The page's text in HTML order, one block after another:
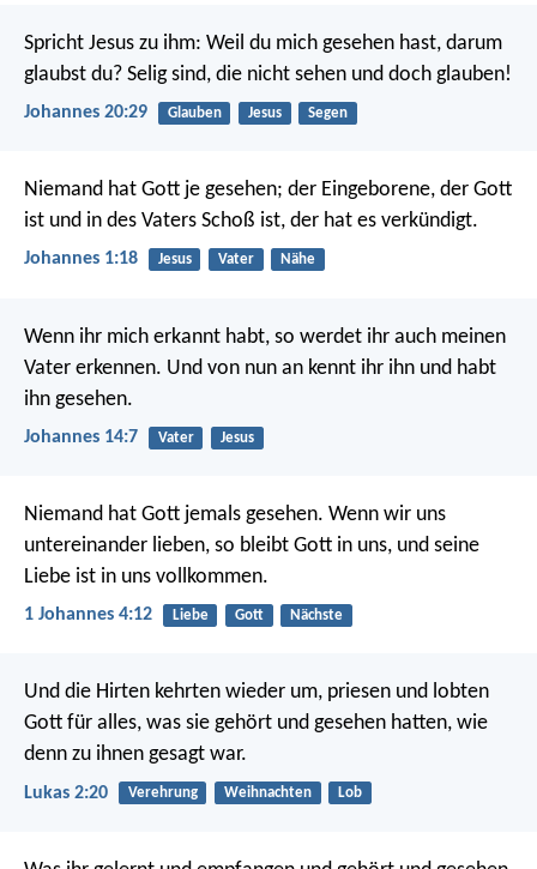
Spricht Jesus zu ihm: Weil du mich gesehen hast, darum
glaubst du? Selig sind, die nicht sehen und doch glauben!
Johannes 20:29 Glauben Jesus Segen
Niemand hat Gott je gesehen; der Eingeborene, der Gott
ist und in des Vaters Schoß ist, der hat es verkündigt.
Johannes 1:18 Jesus Vater Nähe
Wenn ihr mich erkannt habt, so werdet ihr auch meinen
Vater erkennen. Und von nun an kennt ihr ihn und habt
ihn gesehen.
Johannes 14:7 Vater Jesus
Niemand hat Gott jemals gesehen. Wenn wir uns
untereinander lieben, so bleibt Gott in uns, und seine
Liebe ist in uns vollkommen.
1 Johannes 4:12 Liebe Gott Nächste
Und die Hirten kehrten wieder um, priesen und lobten
Gott für alles, was sie gehört und gesehen hatten, wie
denn zu ihnen gesagt war.
Lukas 2:20 Verehrung Weihnachten Lob